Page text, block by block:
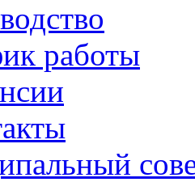
работы